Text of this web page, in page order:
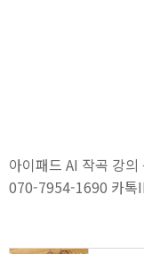
아이패드 AI 작곡 강
070-7954-1690 카